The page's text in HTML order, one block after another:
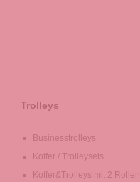
Trolleys
Businesstrolleys
Koffer / Trolleysets
Koffer&Trolleys mit 2 Rollen